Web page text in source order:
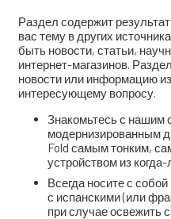
Раздел содержит
вас тему в других
быть новости, статьи,
интернет-магазинов.
новости или информацию
интересующему вопросу.
Знакомьтесь с
модернизированным
Fold самым тонким,
устройством из
Всегда носите с
с испанскими (или
при случае освежить